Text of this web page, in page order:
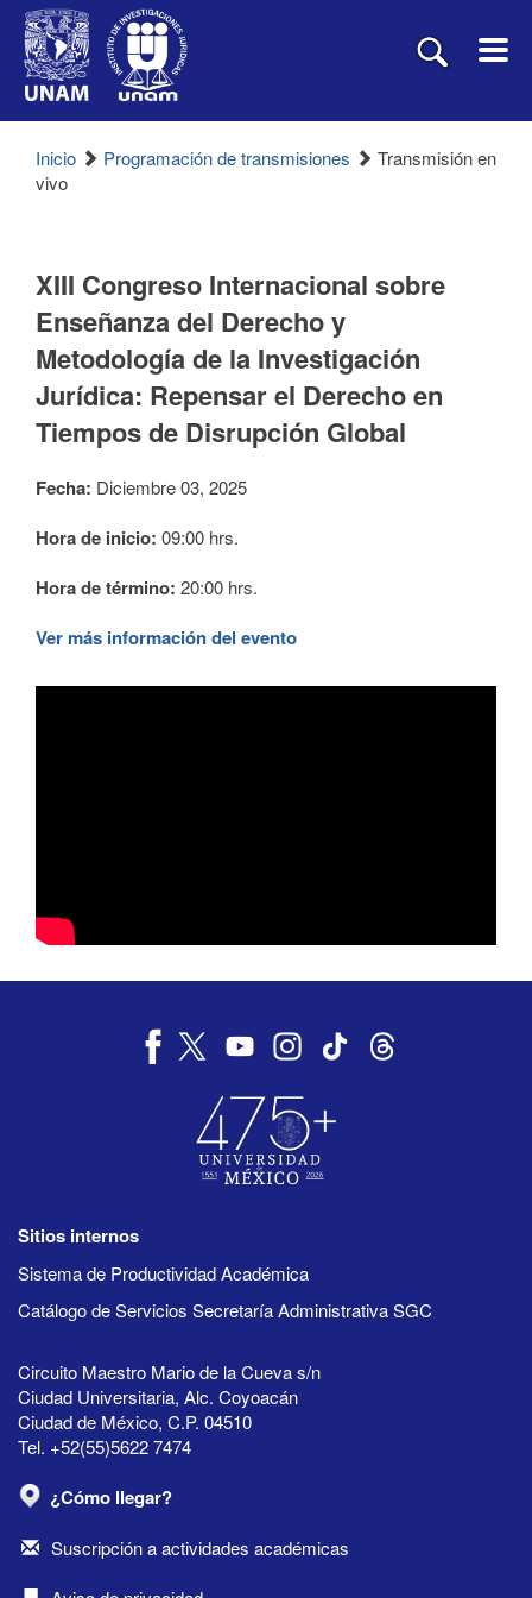
Inicio Programación de transmisiones
Transmisión en
vivo
XIII Congreso Internacional sobre
Enseñanza del Derecho y
Metodología de la Investigación
Jurídica: Repensar el Derecho en
Tiempos de Disrupción Global
Fecha: Diciembre 03, 2025
Hora de inicio: 09:00 hrs.
Hora de término: 20:00 hrs.
Ver más información del evento
Sitios internos
Sistema de Productividad Académica
Catálogo de Servicios Secretaría Administrativa SGC
Circuito Maestro Mario de la Cueva s/n
Ciudad Universitaria, Alc. Coyoacán
Ciudad de México, C.P. 04510
Tel. +52(55)5622 7474
¿Cómo llegar?
Suscripción a actividades académicas